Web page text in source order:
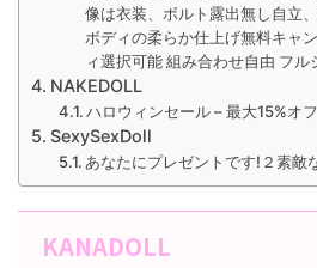
像は衣装、ボルト露出無し自立
ボディの柔らか仕上げ無料キャ
ィ選択可能 組み合わせ自由 フ
NAKEDOLL
ハロウィンセール – 最大15%オフ
SexySexDoll
あなたにプレゼントです!２素敵
KANADOLL